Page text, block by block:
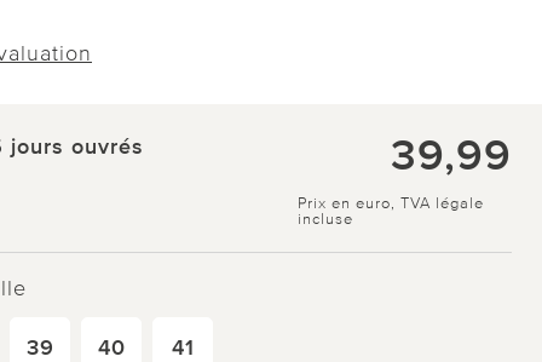
jours ouvrés 39,99
Prix en euro, TVA légale
incluse
39 40 41